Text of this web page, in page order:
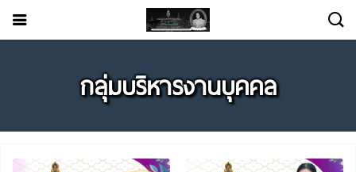
กลุ่มบริหารงานบุคคล